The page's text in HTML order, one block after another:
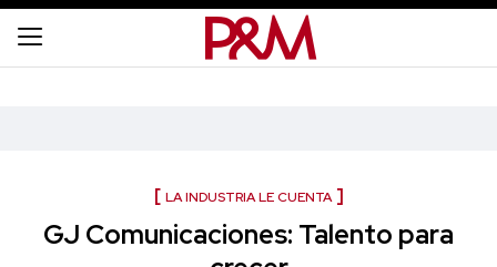
LA INDUSTRIA LE CUENTA
GJ Comunicaciones: Talento para